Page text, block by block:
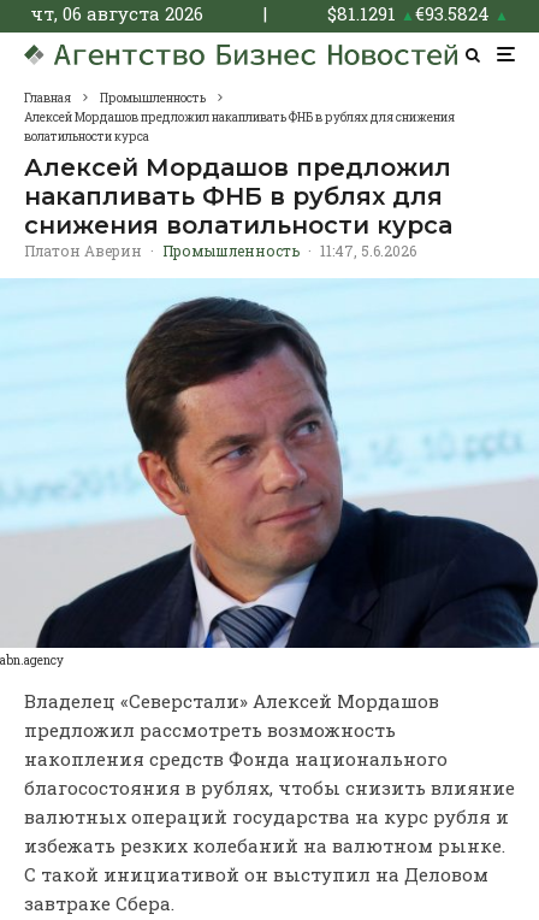
чт, 06 августа 2026 | $81.1291 ▲€93.5824 ▲
Главная
Промышленность
Алексей Мордашов предложил накапливать ФНБ в рублях для снижения
волатильности курса
Алексей Мордашов предложил
накапливать ФНБ в рублях для
снижения волатильности курса
Платон Аверин · Промышленность · 11:47, 5.6.2026
abn.agency
Владелец «Северстали» Алексей Мордашов
предложил рассмотреть возможность
накопления средств Фонда национального
благосостояния в рублях, чтобы снизить влияние
валютных операций государства на курс рубля и
избежать резких колебаний на валютном рынке.
С такой инициативой он выступил на Деловом
завтраке Сбера.